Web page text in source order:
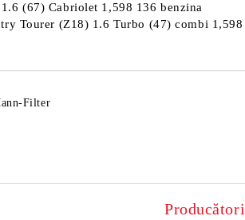
(67) Cabriolet 1,598 136 benzina
Tourer (Z18) 1.6 Turbo (47) combi 1,598
Filter
Producători